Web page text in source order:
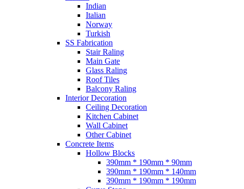
Indian
Italian
Norway
Turkish
SS Fabrication
Stair Raling
Main Gate
Glass Raling
Roof Tiles
Balcony Raling
Interior Decoration
Ceiling Decoration
Kitchen Cabinet
Wall Cabinet
Other Cabinet
Concrete Items
Hollow Blocks
390mm * 190mm * 90mm
390mm * 190mm * 140mm
390mm * 190mm * 190mm